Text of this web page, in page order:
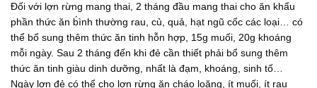
Đối với lợn rừng mang thai, 2 tháng đầu mang thai cho ăn khẩu
phần thức ăn b́ình thường rau, củ, quả, hạt ngũ cốc các loại… có
thể bổ sung thêm thức ăn tinh hỗn hợp, 15g muối, 20g khoáng
mỗi ngày. Sau 2 tháng đến khi đẻ cần thiết phải bổ sung thêm
thức ăn tinh giàu dinh dưỡng, nhất là đạm, khoáng, sinh tố…
Ngày lợn đẻ có thể cho lợn rừng ăn cháo loăng, ít muối, ít rau